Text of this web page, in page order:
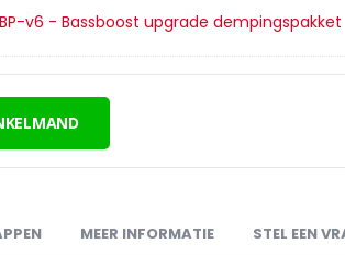
v6 - Bassboost upgrade dempingspakket
MEER INFORMATIE STEL EEN